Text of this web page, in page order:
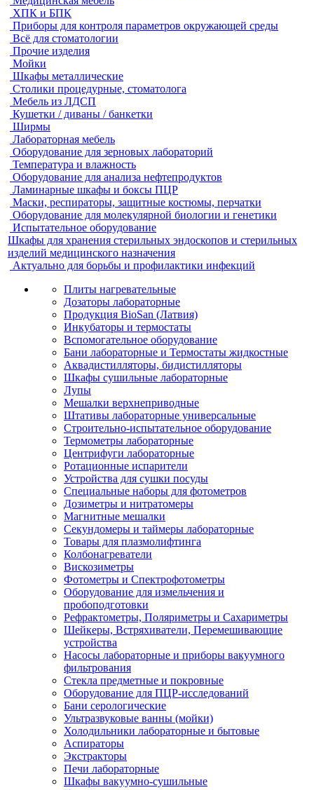
ХПК и БПК
Приборы для контроля параметров окружающей среды
Всё для стоматологии
Прочие изделия
Мойки
Шкафы металлические
Столики процедурные, стоматолога
Мебель из ЛДСП
Кушетки / диваны / банкетки
Ширмы
Лабораторная мебель
Оборудование для зерновых лабораторий
Температура и влажность
Оборудование для анализа нефтепродуктов
Ламинарные шкафы и боксы ПЦР
Маски, респираторы, защитные костюмы, перчатки
Оборудование для молекулярной биологии и генетики
Испытательное оборудование
Шкафы для хранения стерильных эндоскопов и стерильных
изделий медицинского назначения
Актуально для борьбы и профилактики инфекций
Плиты нагревательные
Дозаторы лабораторные
Продукция BioSan (Латвия)
Инкубаторы и термостаты
Вспомогательное оборудование
Бани лабораторные и Термостаты жидкостные
Аквадистилляторы, бидистилляторы
Шкафы сушильные лабораторные
Лупы
Мешалки верхнеприводные
Штативы лабораторные универсальные
Строительно-испытательное оборудование
Термометры лабораторные
Центрифуги лабораторные
Ротационные испарители
Устройства для сушки посуды
Специальные наборы для фотометров
Дозиметры и нитратомеры
Магнитные мешалки
Секундомеры и таймеры лабораторные
Товары для плазмолифтинга
Колбонагреватели
Вискозиметры
Фотометры и Спектрофотометры
Оборудование для измельчения и
пробоподготовки
Рефрактометры, Поляриметры и Сахариметры
Шейкеры, Встряхиватели, Перемешивающие
устройства
Насосы лабораторные и приборы вакуумного
фильтрования
Стекла предметные и покровные
Оборудование для ПЦР-исследований
Бани серологические
Ультразвуковые ванны (мойки)
Холодильники лабораторные и бытовые
Аспираторы
Экстракторы
Печи лабораторные
Шкафы вакуумно-сушильные